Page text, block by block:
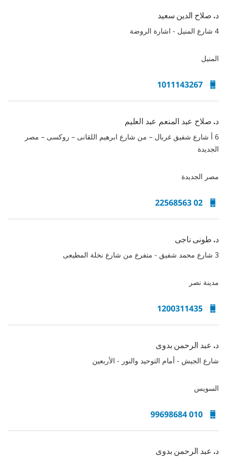
د. صلاح الدين سعيد
4 شارع المنيل - اشارة الروضة
المنيل
1011143267
د. صلاح عبد المنعم عبد العليم
6 أ شارع شفيق غربال – من شارع ابرهيم اللقانى – روكسى – مصر
الجديدة
مصر الجديدة
02 22568563
د. طونى ناجى
3 شارع محمد شفيق - متفرع من شارع نخلة المطيعى
مدينة نصر
1200311435
د. عبد الرحمن بدوى
شارع الجيش - أمام التوحيد والنور - الأربعين
السويس
010 99698684
د. عبد الرحمن بدوى